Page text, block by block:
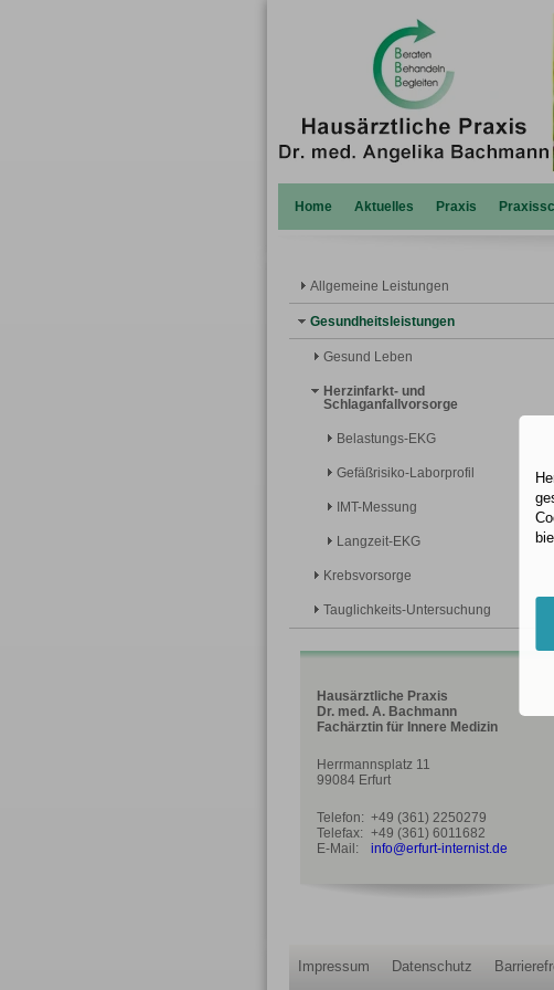
Home Aktuelles Praxis
Allgemeine Leistungen
Gesundheitsleistungen
Gesund Leben
Herzinfarkt- und
Schlaganfallvorsorge
Belastungs-EKG
Gefäßrisiko-Laborprofil
IMT-Messung
Langzeit-EKG
Krebsvorsorge
Tauglichkeits-Untersuchung
Hausärztliche Praxis
Dr. med. A. Bachmann
Fachärztin für Innere Medizin
Herrmannsplatz 11
99084 Erfurt
Telefon: +49 (361) 2250279
Telefax: +49 (361) 6011682
E-Mail:
info@erfurt-internist.de
Impressum Datenschutz